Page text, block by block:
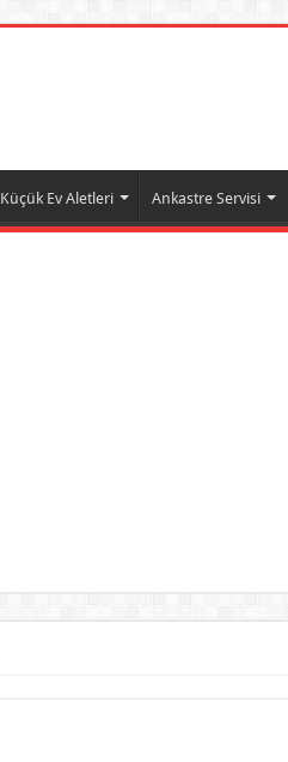
Küçük Ev Aletleri Ankastre Servisi